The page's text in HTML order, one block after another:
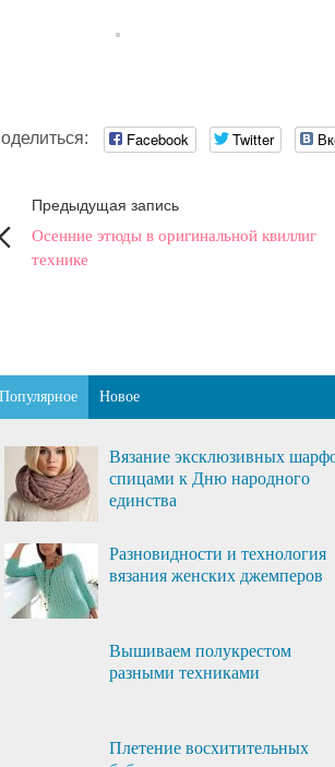
Facebook Twitter
Предыдущая запись
Осенние этюды в оригинальной квиллиг
технике
Популярное Новое
Вязание эксклюзивных
спицами к Дню народного
единства
Разновидности и технология
вязания женских джемперов
Вышиваем полукрестом
разными техниками
Плетение восхитительных